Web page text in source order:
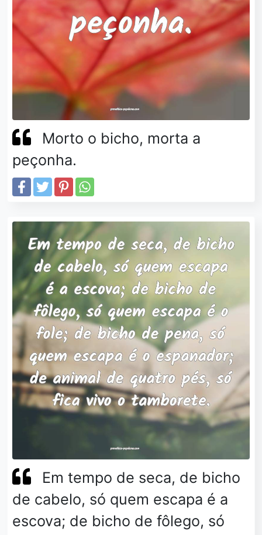
Morto o bicho, morta a
peçonha.
Em tempo de seca, de bicho
de cabelo, só quem escapa é a
escova; de bicho de fôlego, só